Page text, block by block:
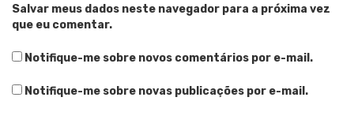
Salvar meus dados neste navegador para a próxima vez
que eu comentar.
Notifique-me sobre novos comentários por e-mail.
Notifique-me sobre novas publicações por e-mail.